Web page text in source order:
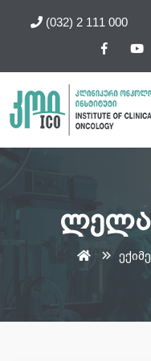
(032) 2 111 000
ლელა